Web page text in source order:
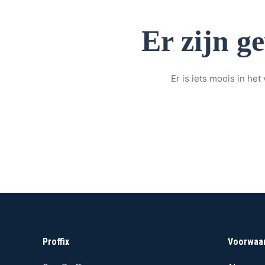
Er zijn
Er is iets moois in
Proffix